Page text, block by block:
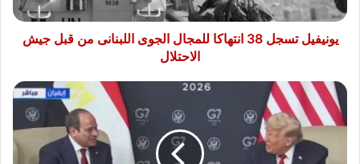
من
قبل
جيش
يونيفيل تسجل 38 انتهاكا للمجال الجوى اللبنانى من قبل جيش
الاحتلال
الرئيس
السيسى:
تسوية
القضية
الفلسطينية